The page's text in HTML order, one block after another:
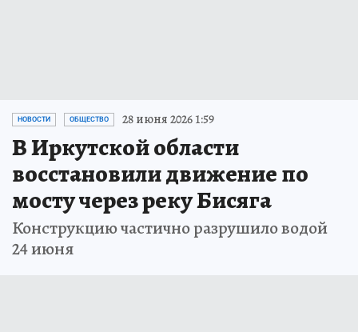
НОВОСТИ ОБЩЕСТВО 28 июня 2026 1:59
В Иркутской области
восстановили движение по
мосту через реку Бисяга
Конструкцию частично разрушило водой
24 июня